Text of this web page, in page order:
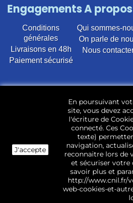
Engagements
Conditions
générales
Livraisons en 48h
Paiement sécurisé
A propos
Qui sommes-
On parle de
Nous
d’occasion pour toutes
22 400 références (Lave-linge,
vaisselle, Micro-ondes, Fours,
cuisson, Réfrigérateurs,
Télévisions, LCD,
Les pièces d’occasion sont
techniciens et mises en stock
J'accepte
En poursuivant
site, vous devez
l'écriture de
connecté. Ces
texte)
navigation,
reconnaitre lors de
et sécuriser votre
savoir plus et
http://www.cnil.fr/
web-cookies-et-